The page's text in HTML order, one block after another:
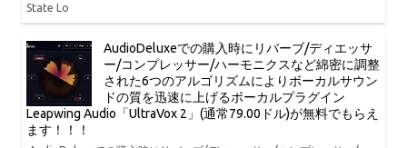
State Lo
AudioDeluxeでの購入時にリバーブ/ディエッサ
ー/コンプレッサー/ハーモニクスなど綿密に調整
された6つのアルゴリズムによりボーカルサウン
ドの質を迅速に上げるボーカルプラグイン
Leapwing Audio「UltraVox 2」(通常79.00ドル)が無料でもらえ
ます！！！